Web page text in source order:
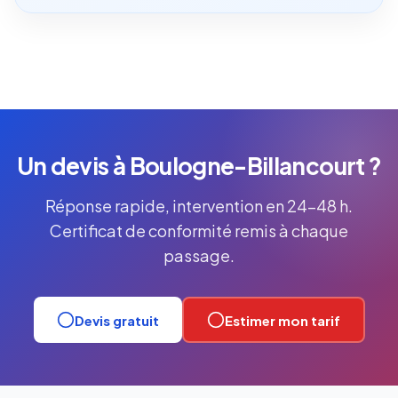
Un devis à Boulogne-Billancourt ?
Réponse rapide, intervention en 24-48 h.
Certificat de conformité remis à chaque
passage.
Devis gratuit Estimer mon tarif